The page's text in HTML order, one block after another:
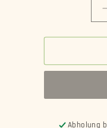
Abholung